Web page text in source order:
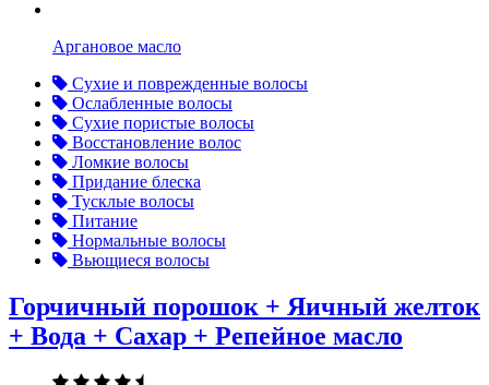
Аргановое масло
Сухие и поврежденные волосы
Ослабленные волосы
Сухие пористые волосы
Восстановление волос
Ломкие волосы
Придание блеска
Тусклые волосы
Питание
Нормальные волосы
Вьющиеся волосы
Горчичный порошок + Яичный желток
+ Вода + Сахар + Репейное масло